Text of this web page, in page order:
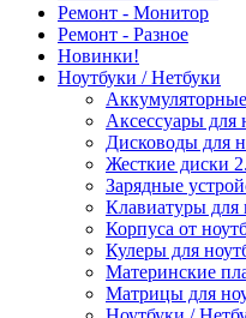
Ремонт - Монитор
Ремонт - Разное
Новинки!
Ноутбуки / Нетбуки
Аксессуары для
Дисководы для
Жесткие диски
Зарядные
Клавиатуры для
Корпуса от
Кулеры для
Материнские
Матрицы для